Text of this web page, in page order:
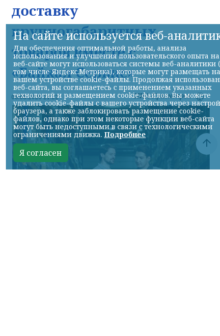
доставку
крупногабаритных
товаров вместе с
«Байкал Сервис»
06.08.2026 21:22 НИА-Красноярск
На сайте используется веб-
Для обеспечения оптимальной работы, анализа
использования и улучшения пользовательского опыта на
веб-сайте могут использоваться системы веб-аналитики
том числе Яндекс.Метрика), которые могут размещать на
вашем устройстве cookie-файлы. Продолжая
веб-сайта, вы соглашаетесь с применением указанных
технологий и размещением cookie-файлов. Вы можете
удалить cookie-файлы с вашего устройства через
браузера, а также заблокировать размещение cookie-
файлов, однако при этом некоторые функции веб-сайта
могут быть недоступными в связи с технологическими
ограничениями движка. Подробнее
Я согласен